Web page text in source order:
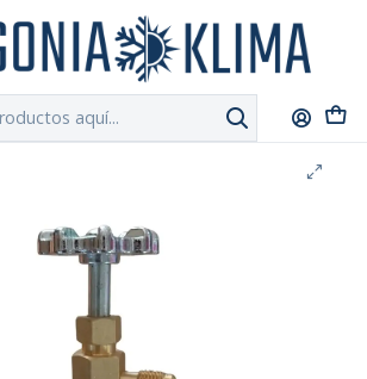
Botella 1000 grs. + Valvula